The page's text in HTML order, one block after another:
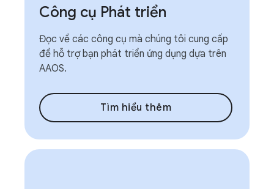
Công cụ Phát triển
Đọc về các công cụ mà chúng tôi cung cấp
để hỗ trợ bạn phát triển ứng dụng dựa trên
AAOS.
Tìm hiểu thêm